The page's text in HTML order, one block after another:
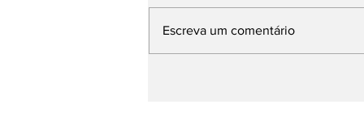
Escreva um comentário